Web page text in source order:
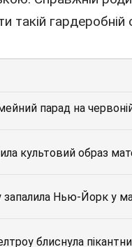
такій гардеробній
парад на
культовий образ
запалила Нью-Йорк у
блиснула